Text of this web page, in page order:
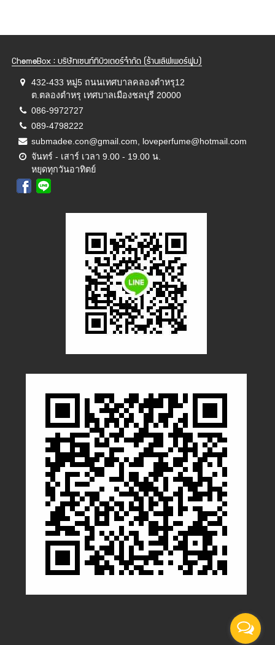
ChemeBox : บริษัทเซนท์ทิบิวเตอร์จำกัด (ร้านเลิฟเพอร์ฟูม)
432-433 หมู่5 ถนนเทศบาลคลองตำหรุ12
ต.ตลองตำหรุ เทศบาลเมืองชลบุรี 20000
086-9972727
089-4798222
submadee.con@gmail.com, loveperfume@hotmail.com
จันทร์ - เสาร์ เวลา 9.00 - 19.00 น.
หยุดทุกวันอาทิตย์